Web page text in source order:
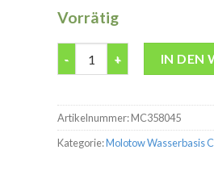
Vorrätig
IN DEN
Artikelnummer:MC358045
Kategorie:Molotow Wasserbasis